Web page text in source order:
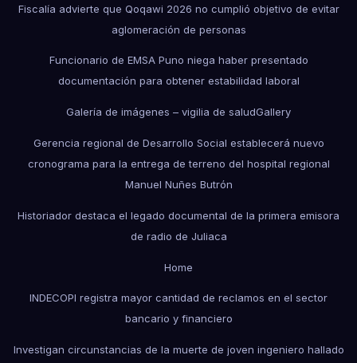
Fiscalía advierte que Qoqawi 2026 no cumplió objetivo de evitar
aglomeración de personas
Funcionario de EMSA Puno niega haber presentado
documentación para obtener estabilidad laboral
Galería de imágenes – vigilia de saludGallery
Gerencia regional de Desarrollo Social establecerá nuevo
cronograma para la entrega de terreno del hospital regional
Manuel Nuñes Butrón
Historiador destaca el legado documental de la primera emisora
de radio de Juliaca
Home
INDECOPI registra mayor cantidad de reclamos en el sector
bancario y financiero
Investigan circunstancias de la muerte de joven ingeniero hallado